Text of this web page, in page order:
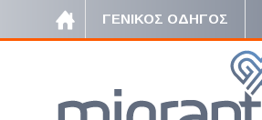
ΓΕΝΙΚΟΣ ΟΔΗΓΟΣ